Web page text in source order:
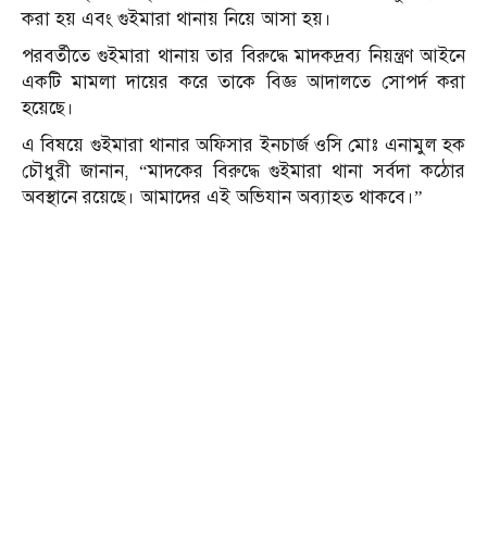
করা হয় এবং গুইমারা থানায় নিয়ে আসা হয়।
পরবর্তীতে গুইমারা থানায় তার বিরুদ্ধে মাদকদ্রব্য নিয়ন্ত্রণ আইনে
একটি মামলা দায়ের করে তাকে বিজ্ঞ আদালতে সোপর্দ করা
হয়েছে।
এ বিষয়ে গুইমারা থানার অফিসার ইনচার্জ ওসি মোঃ এনামুল হক
চৌধুরী জানান, “মাদকের বিরুদ্ধে গুইমারা থানা সর্বদা কঠোর
অবস্থানে রয়েছে। আমাদের এই অভিযান অব্যাহত থাকবে।”